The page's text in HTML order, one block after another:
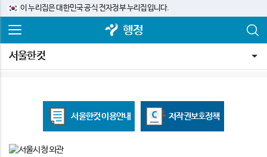
이 누리집은 대한민국 공식 전자정부 누리집입니다.
행정
서울한컷
서울한컷 이용안내 저작권보호정책